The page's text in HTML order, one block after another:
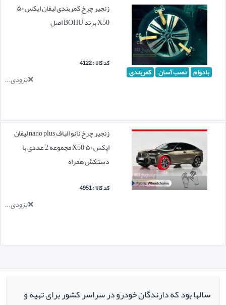
بادوام نصب آسان کمربندی
زنجیر چرخ کمربندی لیفان ایکس ۵۰
X50 برند BOHU اصل
کد کالا : 4122
بزودی...
زنجیر چرخ نانو الیاف nano plus لیفان
ایکس ۵۰ X50 مجموعه 2 عددی با
دستکش همراه
کد کالا : 4951
بزودی...
سالها بود که دارندگان خودرو در سراسر کشور برای تهیه و